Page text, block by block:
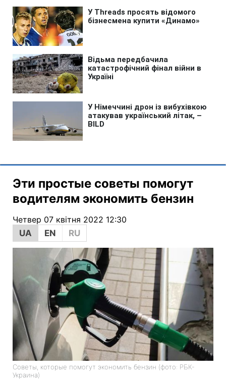
Эти простые советы помогут
водителям экономить бензин
Четвер 07 квітня 2022 12:30
UA
EN RU
Советы, которые помогут экономить бензин (фото: РБК-
Украина)